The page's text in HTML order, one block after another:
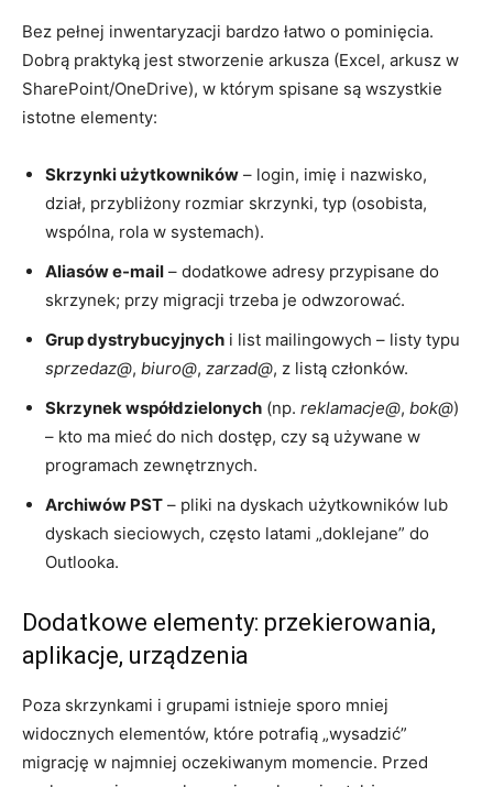
Bez pełnej inwentaryzacji bardzo łatwo o pominięcia.
Dobrą praktyką jest stworzenie arkusza (Excel, arkusz w
SharePoint/OneDrive), w którym spisane są wszystkie
istotne elementy:
Skrzynki użytkowników – login, imię i nazwisko,
dział, przybliżony rozmiar skrzynki, typ (osobista,
wspólna, rola w systemach).
Aliasów e-mail – dodatkowe adresy przypisane do
skrzynek; przy migracji trzeba je odwzorować.
Grup dystrybucyjnych i list mailingowych – listy typu
sprzedaz@, biuro@, zarzad@, z listą członków.
Skrzynek współdzielonych (np. reklamacje@, bok@)
– kto ma mieć do nich dostęp, czy są używane w
programach zewnętrznych.
Archiwów PST – pliki na dyskach użytkowników lub
dyskach sieciowych, często latami „doklejane” do
Outlooka.
Dodatkowe elementy: przekierowania,
aplikacje, urządzenia
Poza skrzynkami i grupami istnieje sporo mniej
widocznych elementów, które potrafią „wysadzić”
migrację w najmniej oczekiwanym momencie. Przed